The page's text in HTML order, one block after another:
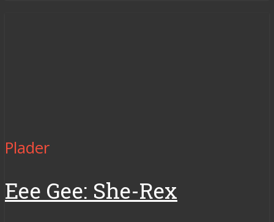
Plader
Eee Gee: She-Rex